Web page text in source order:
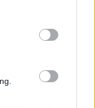
además, un
por